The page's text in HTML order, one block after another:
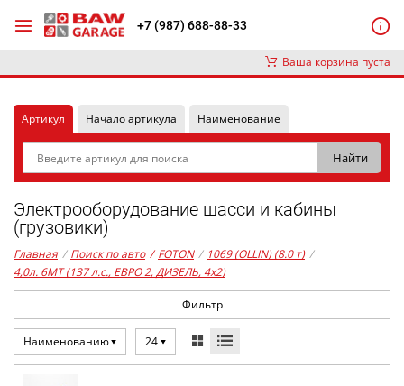
+7 (987) 688-88-33
Ваша корзина пуста
Артикул Начало артикула Наименование
Электрооборудование шасси и кабины
(грузовики)
Главная / Поиск по авто / FOTON / 1069 (OLLIN) (8.0 т) /
4,0л. 6MT (137 л.с., ЕВРО 2, ДИЗЕЛЬ, 4x2)
Фильтр
Наименованию 24